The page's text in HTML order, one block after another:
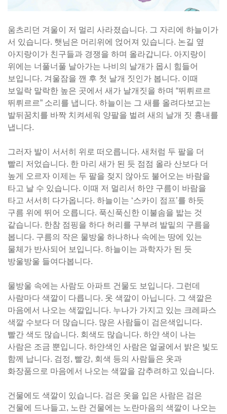
움츠리던 겨울이 저 멀리 사라졌습니다. 그 자리에 하늘이가
서 있습니다. 햇님은 머리위에 얹어져 있습니다. 논길 옆
아지랑이가 친구들과 경쟁을 하며 올라갑니다. 아지랑이
위에는 너풀너풀 날아가는 나비의 날개가 몹시 힘들어
보입니다. 겨울잠을 깬 후 첫 날개 짓인가 봅니다. 이때
보일락 말락한 높은 곳에서 새가 날개짓을 하며 “뛰뤼르르
뛰뤼르르” 소리를 냅니다. 하늘이는 그 새를 올려다보고는
발뒤꿈치를 바짝 치켜세워 양팔을 벌려 새의 날개 짓 흉내를
냅니다.
그러자 발이 서서히 위로 떠오릅니다. 새처럼 두 팔을 더
빨리 저었습니다. 한 마리 새가 된 듯 점점 올라 산보다 더
높게 오르자 이제는 두 팔을 젖지 않아도 불어오는 바람을
타고 날 수 있습니다. 이때 저 멀리서 하얀 구름이 바람을
타고 서서히 다가옵니다. 하늘이는 ‘스카이 점프’를 하듯
구름 위에 뛰어 오릅니다. 푹신푹신한 이불솜을 밟는 것
같습니다. 한참 점핑을 하다 허리를 구부려 발밑의 구름을
봅니다. 구름의 작은 물방울 하나하나 속에는 땅에 있는
물체가 반사되어 보입니다. 하늘이는 과학자가 된 듯
방울방울 들여다봅니다.
물방울 속에는 사람도 아파트 건물도 보입니다. 그런데
사람마다 색깔이 다릅니다. 옷 색깔이 아닙니다. 그 색깔은
마음에서 나오는 색깔입니다. 누나가 가지고 있는 크레파스
색깔 수보다 더 많습니다. 많은 사람들이 검은색입니다.
빨간 색도 많습니다. 회색도 많습니다. 하얀 색이 나는
사람은 조금 뿐입니다. 하얀색인 사람은 얼굴에서 밝은 빛도
함께 납니다. 검정, 빨강, 회색 등의 사람들은 옷과
화장품으로 마음에서 나오는 색깔을 감추려하고 있습니다.
건물에도 색깔이 있습니다. 검은 옷을 입은 사람은 검은
건물에 드나들고, 노란 건물에는 노란마음의 색깔이 나오는